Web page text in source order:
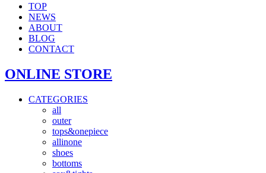
TOP
NEWS
ABOUT
BLOG
CONTACT
ONLINE STORE
CATEGORIES
all
outer
tops&onepiece
allinone
shoes
bottoms